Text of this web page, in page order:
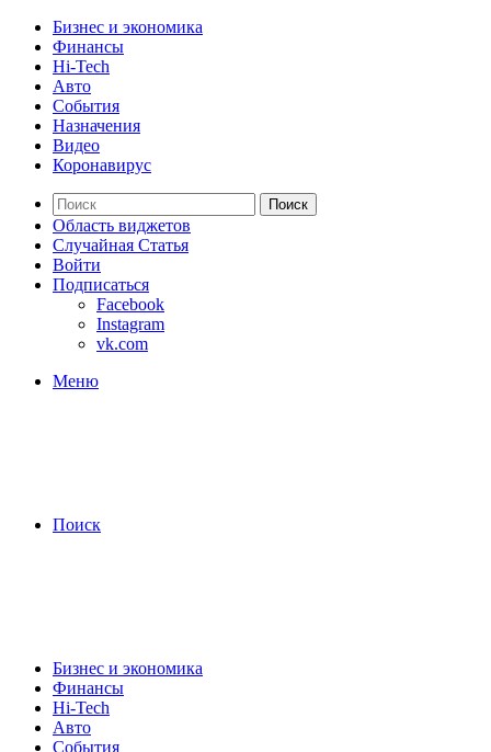
Бизнес и экономика
Финансы
Hi-Tech
Авто
События
Назначения
Видео
Коронавирус
Поиск
Область виджетов
Случайная Статья
Войти
Подписаться
Facebook
Instagram
vk.com
Меню
Поиск
Бизнес и экономика
Финансы
Hi-Tech
Авто
События